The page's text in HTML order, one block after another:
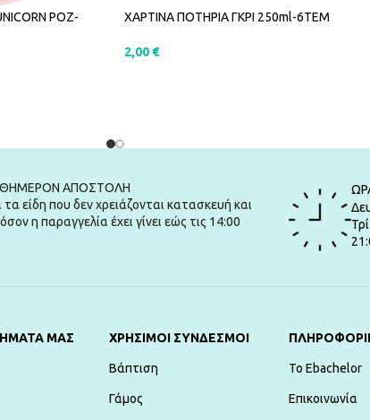
ΡΟΖ-
ΧΑΡΤΙΝΑ ΠΟΤΗΡΙΑ ΓΚΡΙ 250ml-6ΤΕΜ
2,00 €
ΑΠΟΣΤΟΛΗ
τα είδη που δεν χρειάζονται κατασκευή και
η παραγγελία έχει γίνει εώς τις 14:00
ΜΑΣ ΧΡΗΣΙΜΟΙ ΣΥΝΔΕΣΜΟΙ
Βάπτιση
Γάμος
To Ebachelor
Επικοινωνία